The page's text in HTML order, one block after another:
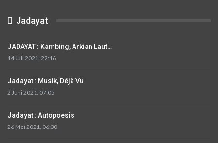
Jadayat
JADAYAT : Kambing, Arkian Laut…
14 Juli 2021, 22:16
Jadayat : Musik, Déjà Vu
2 Juni 2021, 07:05
Jadayat : Autopoesis
26 Mei 2021, 06:30